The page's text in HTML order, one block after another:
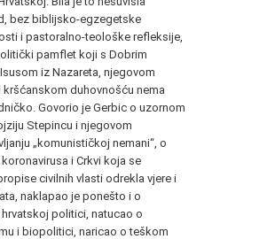
bez biblijsko-egzegetske
i pastoralno-teološke refleksije,
pamflet koji s Dobrim
iz Nazareta, njegovom
duhovnošću nema
Govorio je Gerbic o uzornom
Stepincu i njegovom
„komunističkoj nemani“, o
i Crkvi koja se
civilnih vlasti odrekla vjere i
naklapao je ponešto i o
politici, natucao o
i biopolitici, naricao o teškom